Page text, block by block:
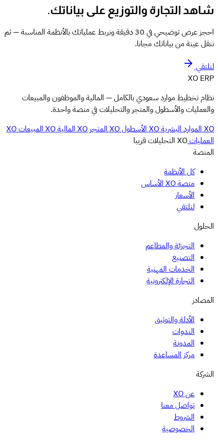
شاهد التجارة والتوزيع على بياناتك.
احجز عرض توضيحي في 30 دقيقة ونربط عملياتك بالأنظمة المناسبة — ثم
ننقل عينة من بياناتك مجانا.
لنلتقي
XO ERP
نظام تخطيط موارد سعودي بالكامل — المالية والموظفون والمبيعات
والعمليات والأسطول والمتجر والتحليلات في منصة واحدة.
XO الموارد البشرية
XO الأسطول XO المتجر XO المالية XO المبيعات
XO
العملياتXO التحليلات
قريبا
المنصة
كل الأنظمة
منصة XO الأساس
الأسعار
لنلتقي
الحلول
التجزئة والمطاعم
التصنيع
الخدمات المهنية
التجارة الإلكترونية
المصادر
الأدلة والتوثيق
الندوات
المدونة
مركز المساعدة
الشركة
عن XO
تواصل معنا
الشروط
الخصوصية